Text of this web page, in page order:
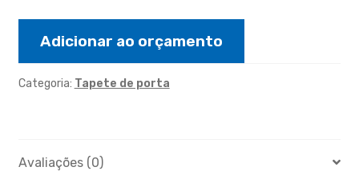
EM
PAR
quantidade
Adicionar ao orçamento
Categoria: Tapete de porta
Avaliações (0)